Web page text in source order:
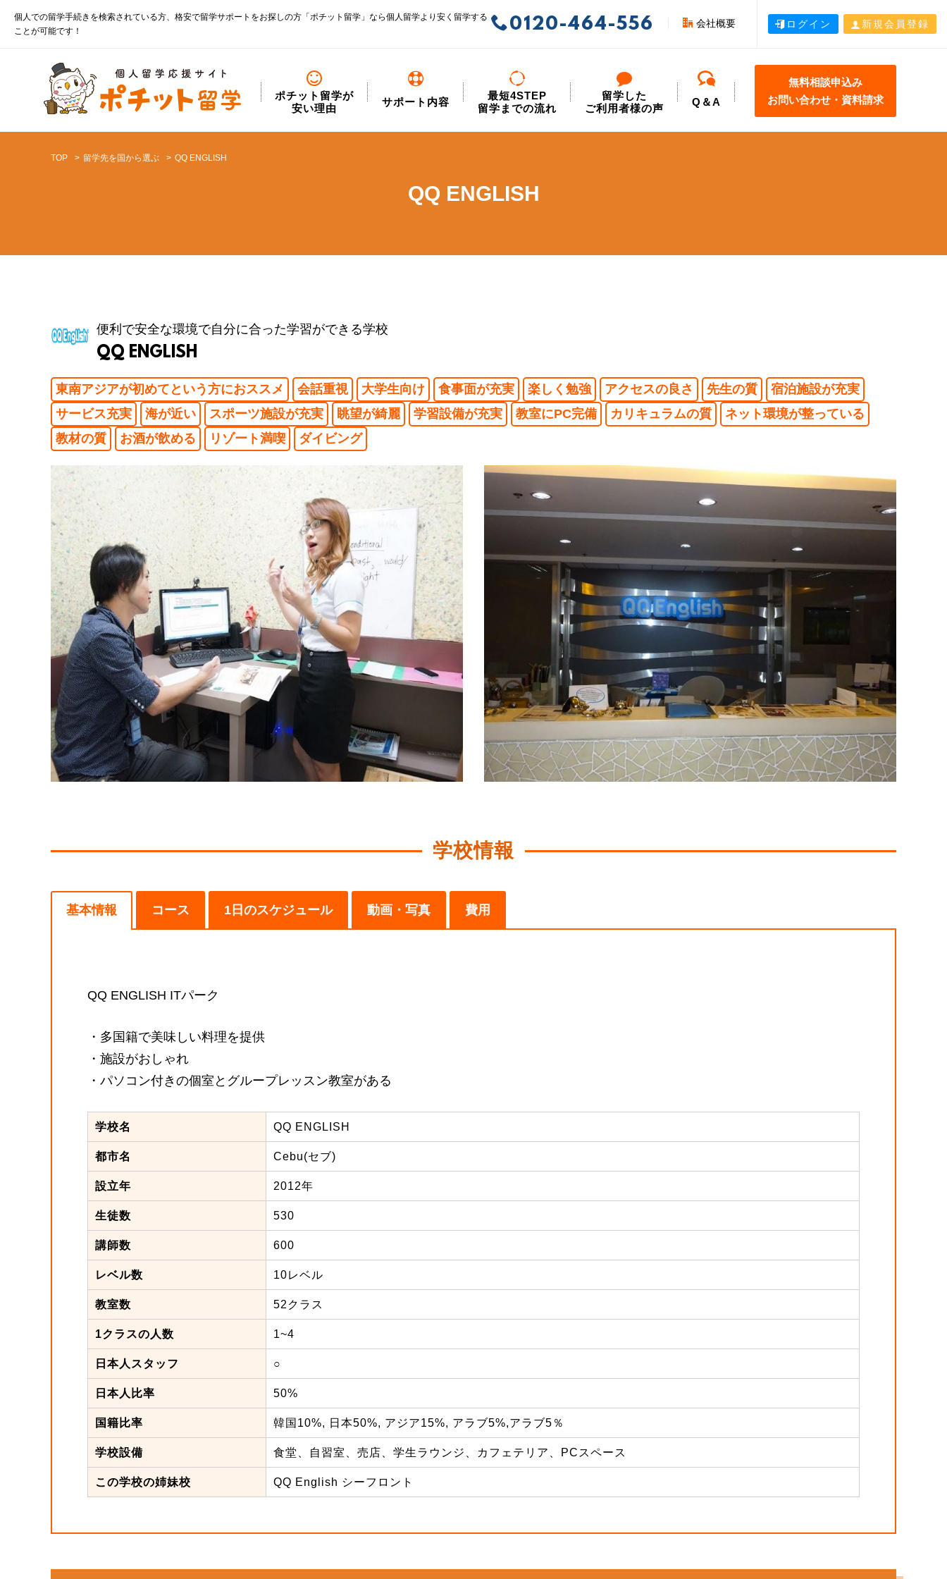
個人での留学手続きを検索されている方、格安で留学サポートをお探しの方「ポチット留学」なら個人留学より安く留学する
ことが可能です！
0120-464-556 会社概要 ログイン 新規会員登録
ポチット留学が
安い理由
サポート内容
最短4STEP
留学までの流れ
留学した
ご利用者様の声
Q＆A
無料相談申込み
お問い合わせ・資料請求
TOP 留学先を国から選ぶ QQ ENGLISH
QQ ENGLISH
便利で安全な環境で自分に合った学習ができる学校
QQ ENGLISH
東南アジアが初めてという方におススメ 会話重視 大学生向け 食事面が充実 楽しく勉強 アクセスの良さ 先生の質
宿泊施設が充実
サービス充実
海が近い スポーツ施設が充実 眺望が綺麗 学習設備が充実 教室にPC完備 カリキュラムの質
ネット環境が整っている
教材の質
お酒が飲める リゾート満喫 ダイビング
学校情報
基本情報 コース 1日のスケジュール 動画・写真 費用
QQ ENGLISH ITパーク
・多国籍で美味しい料理を提供
・施設がおしゃれ
・パソコン付きの個室とグループレッスン教室がある
学校名 QQ ENGLISH
都市名 Cebu(セブ)
設立年 2012年
生徒数 530
講師数 600
レベル数 10レベル
教室数 52クラス
1クラスの人数 1~4
日本人スタッフ ○
日本人比率 50%
国籍比率 韓国10%, 日本50%, アジア15%, アラブ5%,アラブ5％
学校設備 食堂、自習室、売店、学生ラウンジ、カフェテリア、PCスペース
この学校の姉妹校 QQ English シーフロント